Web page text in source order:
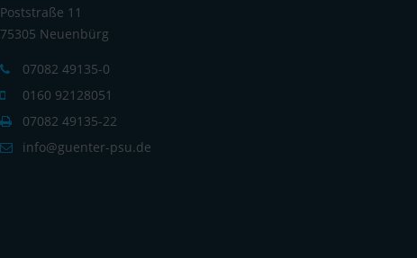
Poststraße 11
75305 Neuenbürg
07082 49135-0
0160 92128051
07082 49135-22
info@guenter-psu.de